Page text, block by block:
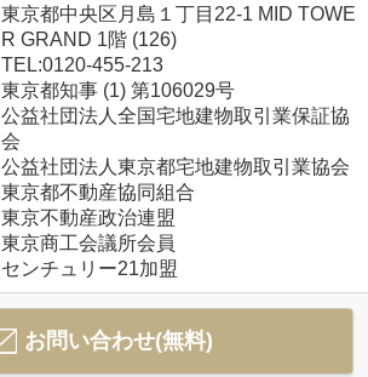
東京都中央区月島１丁目22-1 MID TOWE
R GRAND 1階 (126)
TEL:0120-455-213
東京都知事 (1) 第106029号
公益社団法人全国宅地建物取引業保証協
会
公益社団法人東京都宅地建物取引業協会
東京都不動産協同組合
東京不動産政治連盟
東京商工会議所会員
センチュリー21加盟
お問い合わせ(無料)